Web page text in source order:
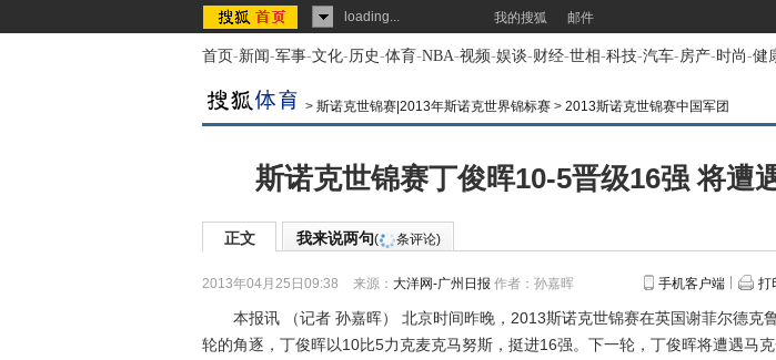
loading... 我的搜狐 邮件
首页-新闻-军事-文化-历史-体育-NBA-视频-娱谈-财经-世相-科技-汽车-房产-时尚-健
> 斯诺克世锦赛|2013年斯诺克世界锦标赛 > 2013斯诺克世锦赛中国军团
斯诺克世锦赛丁俊晖10-5晋级16强 将遭
正文 我来说两句( 条评论)
2013年04月25日09:38 来源： 大洋网-广州日报 作者：孙嘉晖 手机客户端 打
本报讯 （记者 孙嘉晖） 北京时间昨晚，2013斯诺克世锦赛在英国谢菲尔德克
轮的角逐，丁俊晖以10比5力克麦克马努斯，挺进16强。下一轮，丁俊晖将遭遇马克